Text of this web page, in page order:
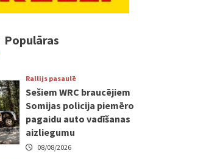
Populāras
Rallijs pasaulē
Sešiem WRC braucējiem
Somijas policija piemēro
pagaidu auto vadīšanas
aizliegumu
08/08/2026